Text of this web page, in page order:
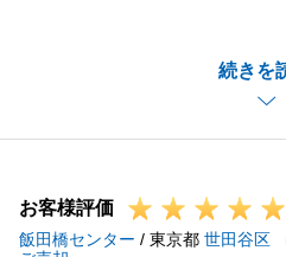
続きを
ご満足いただける形で売買
引き続きお困りのことがあ
お客様評価
飯田橋センター / 東京都 世田谷区